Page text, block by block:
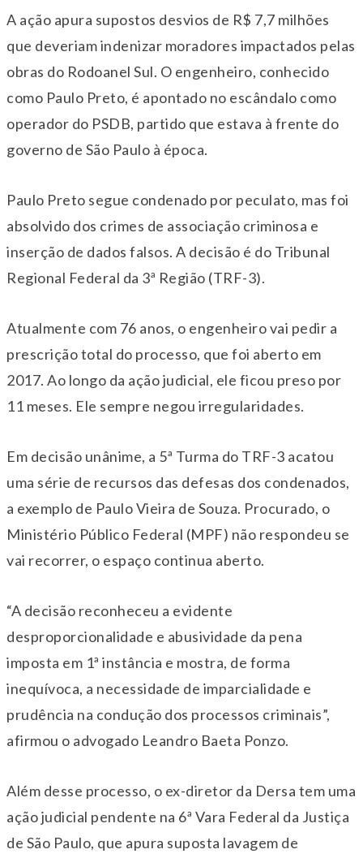
A ação apura supostos desvios de R$ 7,7 milhões
que deveriam indenizar moradores impactados pelas
obras do Rodoanel Sul. O engenheiro, conhecido
como Paulo Preto, é apontado no escândalo como
operador do PSDB, partido que estava à frente do
governo de São Paulo à época.
Paulo Preto segue condenado por peculato, mas foi
absolvido dos crimes de associação criminosa e
inserção de dados falsos. A decisão é do Tribunal
Regional Federal da 3ª Região (TRF-3).
Atualmente com 76 anos, o engenheiro vai pedir a
prescrição total do processo, que foi aberto em
2017. Ao longo da ação judicial, ele ficou preso por
11 meses. Ele sempre negou irregularidades.
Em decisão unânime, a 5ª Turma do TRF-3 acatou
uma série de recursos das defesas dos condenados,
a exemplo de Paulo Vieira de Souza. Procurado, o
Ministério Público Federal (MPF) não respondeu se
vai recorrer, o espaço continua aberto.
“A decisão reconheceu a evidente
desproporcionalidade e abusividade da pena
imposta em 1ª instância e mostra, de forma
inequívoca, a necessidade de imparcialidade e
prudência na condução dos processos criminais”,
afirmou o advogado Leandro Baeta Ponzo.
Além desse processo, o ex-diretor da Dersa tem uma
ação judicial pendente na 6ª Vara Federal da Justiça
de São Paulo, que apura suposta lavagem de